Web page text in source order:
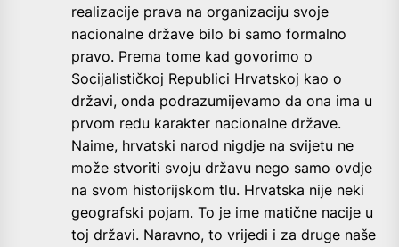
realizacije prava na organizaciju svoje
nacionalne države bilo bi samo formalno
pravo. Prema tome kad govorimo o
Socijalističkoj Republici Hrvatskoj kao o
državi, onda podrazumijevamo da ona ima u
prvom redu karakter nacionalne države.
Naime, hrvatski narod nigdje na svijetu ne
može stvoriti svoju državu nego samo ovdje
na svom historijskom tlu. Hrvatska nije neki
geografski pojam. To je ime matične nacije u
toj državi. Naravno, to vrijedi i za druge naše